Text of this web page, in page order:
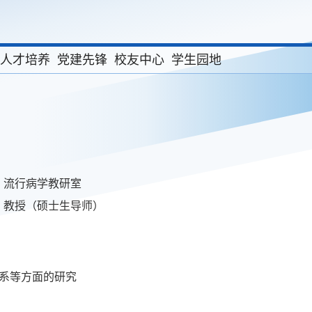
人才培养 党建先锋 校友中心 学生园地
流行病学教研室
教授（硕士生导师）
等方面的研究